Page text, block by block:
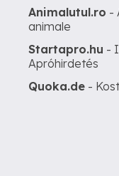
Animalutul.ro -
animale
Startapro.hu -
Apróhirdetés
Quoka.de -